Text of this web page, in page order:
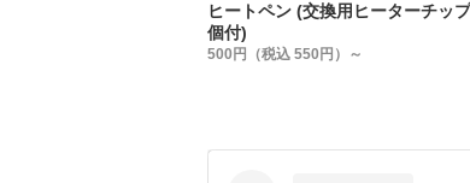
ヒートペン (交換用ヒーターチッ
個付)
500円（税込 550円）～